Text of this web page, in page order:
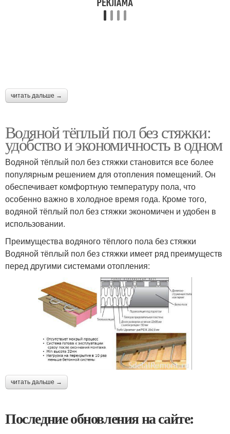
читать дальше →
Водяной тёплый пол без стяжки:
удобство и экономичность в одном
Водяной тёплый пол без стяжки становится все более
популярным решением для отопления помещений. Он
обеспечивает комфортную температуру пола, что
особенно важно в холодное время года. Кроме того,
водяной тёплый пол без стяжки экономичен и удобен в
использовании.
Преимущества водяного тёплого пола без стяжки
Водяной тёплый пол без стяжки имеет ряд преимуществ
перед другими системами отопления:
читать дальше →
Последние обновления на сайте: